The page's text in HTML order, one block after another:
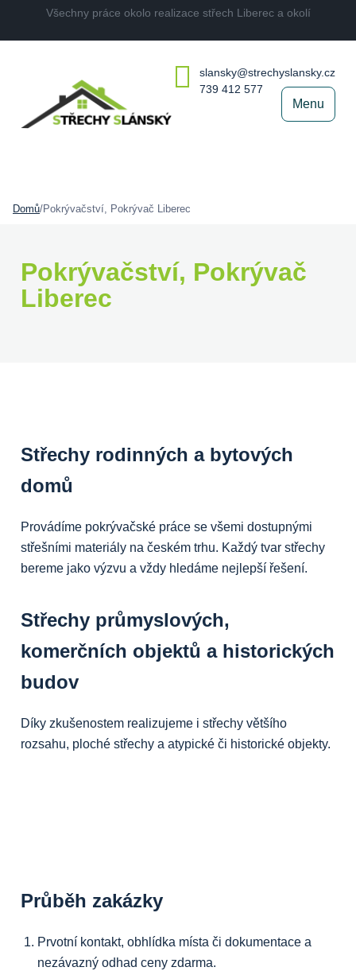
Všechny práce okolo realizace střech Liberec a okolí
slansky@strechyslansky.cz
739 412 577
Menu
Domů/Pokrývačství, Pokrývač Liberec
Pokrývačství, Pokrývač
Liberec
Střechy rodinných a bytových
domů
Provádíme pokrývačské práce se všemi dostupnými
střešními materiály na českém trhu. Každý tvar střechy
bereme jako výzvu a vždy hledáme nejlepší řešení.
Střechy průmyslových,
komerčních objektů a historických
budov
Díky zkušenostem realizujeme i střechy většího
rozsahu, ploché střechy a atypické či historické objekty.
Průběh zakázky
Prvotní kontakt, obhlídka místa či dokumentace a
nezávazný odhad ceny zdarma.